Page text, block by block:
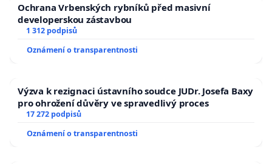
Ochrana Vrbenských rybníků před masivní
developerskou zástavbou
1 312 podpisů
Oznámení o transparentnosti
Výzva k rezignaci ústavního soudce JUDr. Josefa Baxy
pro ohrožení důvěry ve spravedlivý proces
17 272 podpisů
Oznámení o transparentnosti